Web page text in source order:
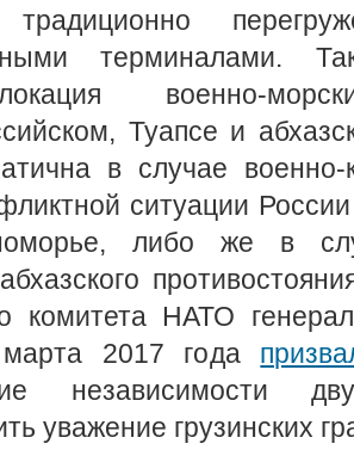
традиционно
терминалами.
военно-
Туапсе и
в случае
ситуации
либо же в
комитета НАТО
2017 года
независимости
уважение грузинских